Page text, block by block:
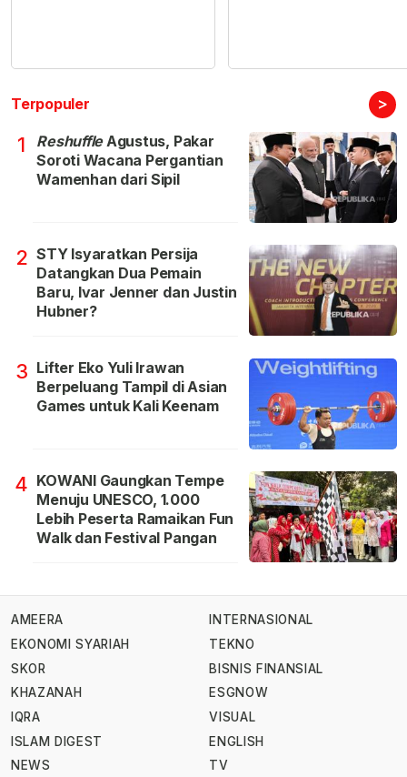
Terpopuler >
1 ReshuffleAgustus, Pakar
Soroti Wacana Pergantian
Wamenhan dari Sipil
2 STY Isyaratkan Persija
Datangkan Dua Pemain
Baru, Ivar Jenner dan Justin
Hubner?
3 Lifter Eko Yuli Irawan
Berpeluang Tampil di Asian
Games untuk Kali Keenam
4 KOWANI Gaungkan Tempe
Menuju UNESCO, 1.000
Lebih Peserta Ramaikan Fun
Walk dan Festival Pangan
AMEERA
EKONOMI SYARIAH
SKOR
KHAZANAH
IQRA
ISLAM DIGEST
NEWS
INTERNASIONAL
TEKNO
BISNIS FINANSIAL
ESGNOW
VISUAL
ENGLISH
TV